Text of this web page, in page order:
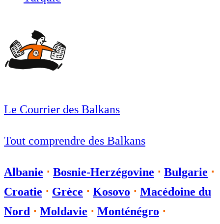
Le Courrier des Balkans
Tout comprendre des Balkans
Albanie ⋅ Bosnie-Herzégovine ⋅ Bulgarie ⋅
Croatie ⋅ Grèce ⋅ Kosovo ⋅ Macédoine du
Nord ⋅ Moldavie ⋅ Monténégro ⋅